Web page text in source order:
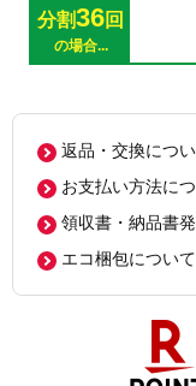
分割36回
の場合...
返品・交換につ
お支払い方法に
領収書・納品書
エコ梱包について